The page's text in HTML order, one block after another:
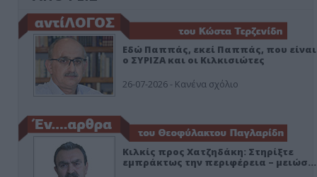
Εδώ Παππάς, εκεί Παππάς, που είναι
ο ΣΥΡΙΖΑ και οι Κιλκισιώτες
26-07-2026 - Κανένα σχόλιο
Κιλκίς προς Χατζηδάκη: Στηρίξτε
εμπράκτως την περιφέρεια – μειώσ…